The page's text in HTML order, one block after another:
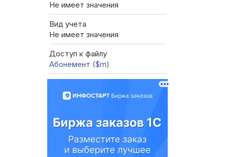
Не имеет значения
Вид учета
Не имеет значения
Доступ к файлу
Абонемент ($m)